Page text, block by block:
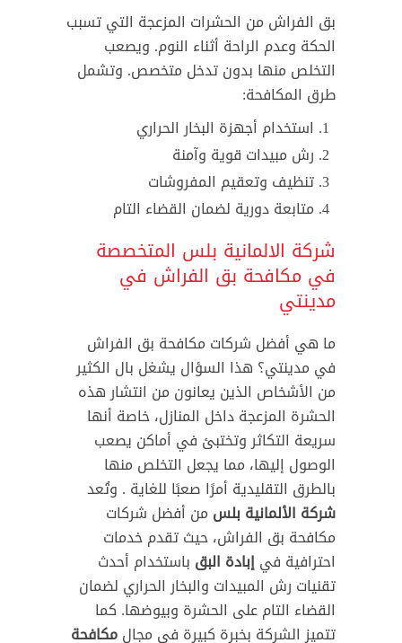
بق الفراش من الحشرات المزعجة التي تسبب
الحكة وعدم الراحة أثناء النوم. ويصعب
التخلص منها بدون تدخل متخصص. وتشمل
طرق المكافحة:
استخدام أجهزة البخار الحراري
رش مبيدات قوية وآمنة
تنظيف وتعقيم المفروشات
متابعة دورية لضمان القضاء التام
شركة الالمانية بلس المتخصصة
في مكافحة بق الفراش في
مدينتي
ما هي أفضل شركات مكافحة بق الفراش
في مدينتي؟ هذا السؤال يشغل بال الكثير
من الأشخاص الذين يعانون من انتشار هذه
الحشرة المزعجة داخل المنازل، خاصة أنها
سريعة التكاثر وتختبئ في أماكن يصعب
الوصول إليها، مما يجعل التخلص منها
بالطرق التقليدية أمرًا صعبًا للغاية . وتُعد
شركة الألمانية بلس من أفضل شركات
مكافحة بق الفراش، حيث تقدم خدمات
احترافية فيإبادة البق باستخدام أحدث
تقنيات رش المبيدات والبخار الحراري لضمان
القضاء التام على الحشرة وبيوضها. كما
تتميز الشركة بخبرة كبيرة في مجالمكافحة